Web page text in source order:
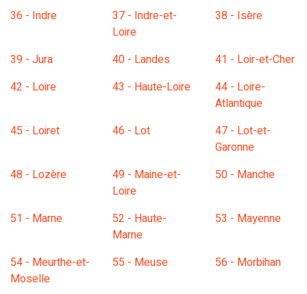
36 - Indre
37 - Indre-et-
Loire
38 - Isère
39 - Jura 40 - Landes
41 - Loir-et-Cher
42 - Loire
43 - Haute-Loire
44 - Loire-
Atlantique
45 - Loiret
46 - Lot
47 - Lot-et-
Garonne
48 - Lozère
49 - Maine-et-
Loire
50 - Manche
51 - Marne
52 - Haute-
Marne
53 - Mayenne
54 - Meurthe-et-
Moselle
55 - Meuse 56 - Morbihan